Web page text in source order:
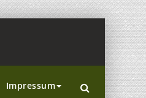
Impressum